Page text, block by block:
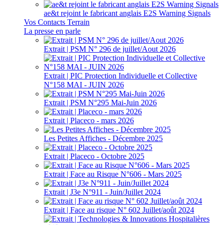
ae&t rejoint le fabricant anglais E2S Warning Signals
Vos Contacts Terrain
La presse en parle
Extrait | PSM N° 296 de juillet/Aout 2026
Extrait | PIC Protection Individuelle et Collective
N°158 MAI - JUIN 2026
Extrait | PSM N°295 Mai-Juin 2026
Extrait | Placeco - mars 2026
Les Petites Affiches - Décembre 2025
Extrait | Placeco - Octobre 2025
Extrait | Face au Risque N°606 - Mars 2025
Extrait | J3e N°911 - Juin/Juillet 2024
Extrait | Face au risque N° 602 Juillet/août 2024